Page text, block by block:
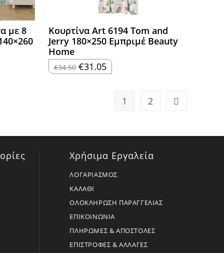
με 8
Κουρτίνα Art 6194 Tom and
Jerry 180×250 Εμπριμέ Beauty
Home
€34.50 Original
price
€31.05Η
τρέχουσα
1 2
Χρήσιμα Εργαλεία
ΛΟΓΑΡΙΑΣΜΟΣ
ΚΑΛΑΘΙ
ΟΛΟΚΛΗΡΩΣΗ ΠΑΡΑΓΓΕΛΙΑΣ
ΕΠΙΚΟΙΝΩΝΙΑ
ΠΛΗΡΩΜΕΣ & ΑΠΟΣΤΟΛΕΣ
ΕΠΙΣΤΡΟΦΕΣ & ΑΛΛΑΓΕΣ